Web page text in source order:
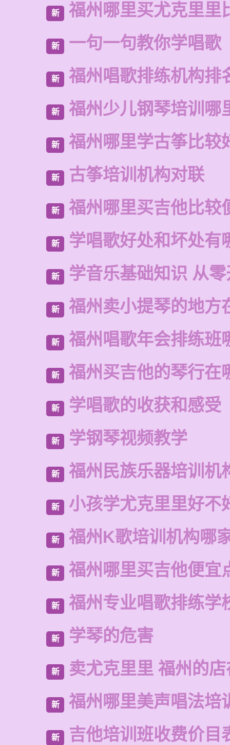
新 福州哪里买尤克里里
新 一句一句教你学唱歌
新 福州唱歌排练机构排
新 福州少儿钢琴培训哪
新 福州哪里学古筝比较
新 古筝培训机构对联
新 福州哪里买吉他比较
新 学唱歌好处和坏处有
新 学音乐基础知识 从
新 福州卖小提琴的地方
新 福州唱歌年会排练班
新 福州买吉他的琴行在
新 学唱歌的收获和感受
新 学钢琴视频教学
新 福州民族乐器培训机
新 小孩学尤克里里好不
新 福州K歌培训机构哪
新 福州哪里买吉他便宜
新 福州专业唱歌排练学
新 学琴的危害
新 卖尤克里里 福州的
新 福州哪里美声唱法培
新 吉他培训班收费价目